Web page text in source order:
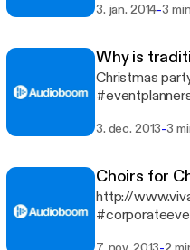
3. jan. 2014-3 min
Why is
Christmas
3. dec. 2013-3
Choirs for
http://